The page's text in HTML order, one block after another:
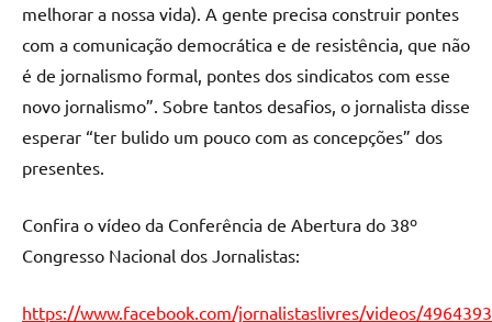
melhorar a nossa vida). A gente precisa construir pontes
com a comunicação democrática e de resistência, que não
é de jornalismo formal, pontes dos sindicatos com esse
novo jornalismo”. Sobre tantos desafios, o jornalista disse
esperar “ter bulido um pouco com as concepções” dos
presentes.
Confira o vídeo da Conferência de Abertura do 38º
Congresso Nacional dos Jornalistas:
https://www.facebook.com/jornalistaslivres/videos/